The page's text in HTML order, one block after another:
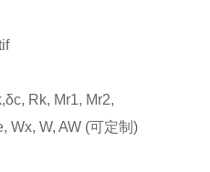
Rk, Mr1, Mr2,
Wx, W, AW (可定制)